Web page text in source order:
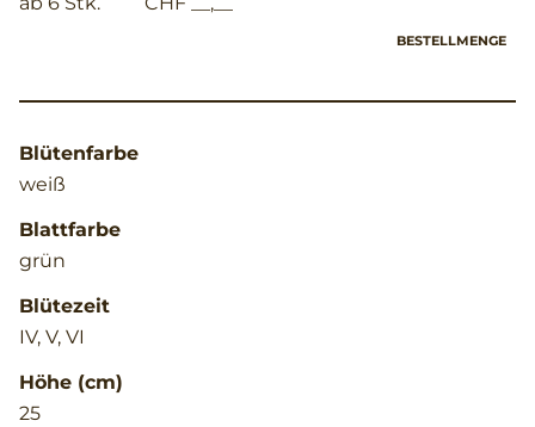
BESTELLMENGE
Blütenfarbe
weiß
Blattfarbe
grün
Blütezeit
IV, V, VI
Höhe (cm)
25